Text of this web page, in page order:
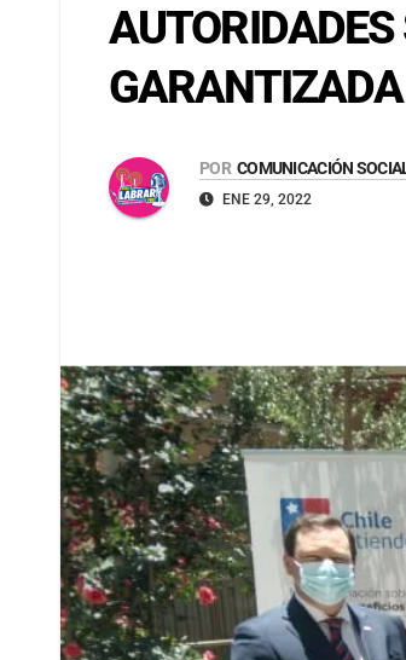
AUTORIDADES
POR COMUNICACIÓN
ENE 29, 2022